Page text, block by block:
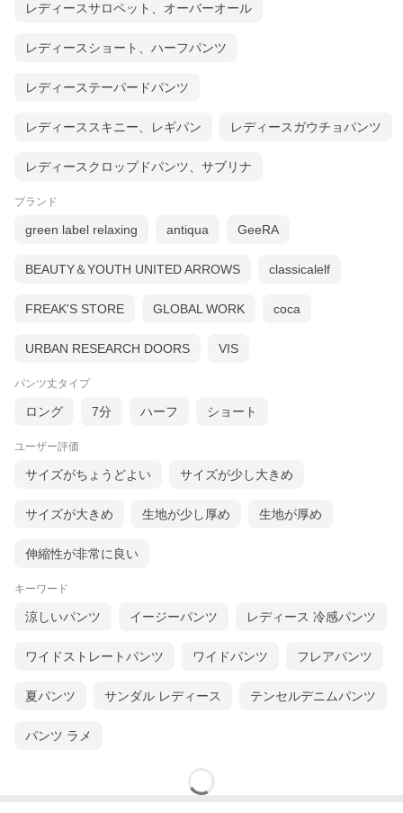
レディースサロペット、オーバーオール
レディースショート、ハーフパンツ
レディーステーパードパンツ
レディーススキニー、レギパン レディースガウチョパンツ
レディースクロップドパンツ、サブリナ
ブランド
green label relaxing antiqua GeeRA
BEAUTY＆YOUTH UNITED ARROWS classicalelf
FREAK'S STORE GLOBAL WORK coca
URBAN RESEARCH DOORS VIS
パンツ丈タイプ
ロング 7分 ハーフ ショート
ユーザー評価
サイズがちょうどよい サイズが少し大きめ
サイズが大きめ 生地が少し厚め 生地が厚め
伸縮性が非常に良い
キーワード
涼しいパンツ イージーパンツ レディース 冷感パンツ
ワイドストレートパンツ ワイドパンツ フレアパンツ
夏パンツ サンダル レディース テンセルデニムパンツ
パンツ ラメ